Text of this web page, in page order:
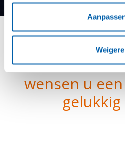
Alle
Giesbers
wensen u
gelukkig